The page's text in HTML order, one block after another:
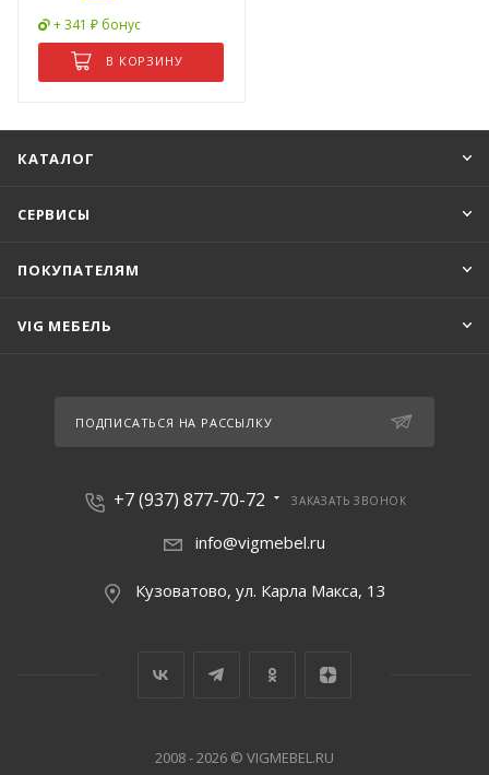
+ 341 ₽ бонус
В КОРЗИНУ
КАТАЛОГ
СЕРВИСЫ
ПОКУПАТЕЛЯМ
VIG МЕБЕЛЬ
ПОДПИСАТЬСЯ НА РАССЫЛКУ
+7 (937) 877-70-72 ЗАКАЗАТЬ ЗВОНОК
info@vigmebel.ru
Кузоватово, ул. Карла Макса, 13
2008 - 2026 © VIGMEBEL.RU